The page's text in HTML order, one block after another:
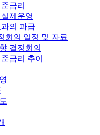
금리
제운영
의 파급
회의 일정 및 자료
결정회의
금리 추이